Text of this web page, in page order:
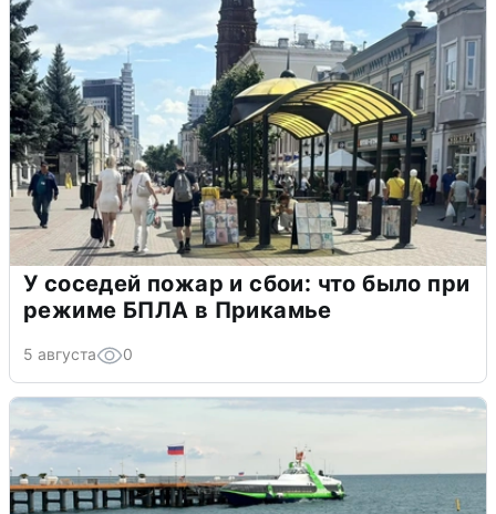
У соседей пожар и сбои: что было при
режиме БПЛА в Прикамье
5 августа 0